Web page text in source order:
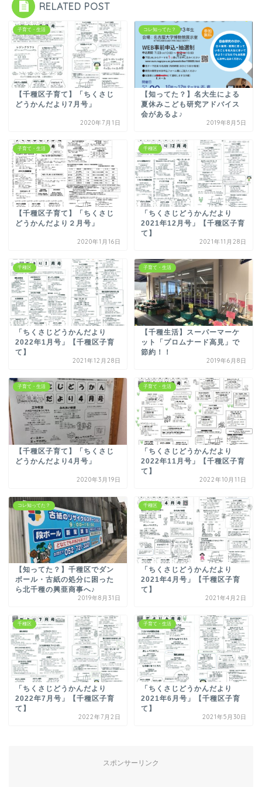
RELATED POST
子育て・生活
【千種区子育て】「ちくさじ
どうかんだより7月号」
2020年7月1日
コレ知ってた？
【知ってた？】名大生による
夏休みこども研究アドバイス
会があるよ♪
2019年8月5日
子育て・生活
【千種区子育て】「ちくさじ
どうかんだより２月号」
2020年1月16日
千種区
「ちくさじどうかんだより
2021年12月号」【千種区子育
て】
2021年11月28日
千種区
「ちくさじどうかんだより
2022年1月号」【千種区子育
て】
2021年12月28日
子育て・生活
【千種生活】スーパーマーケ
ット「プロムナード高見」で
節約！！
2019年6月8日
子育て・生活
【千種区子育て】「ちくさじ
どうかんだより4月号」
2020年3月19日
子育て・生活
「ちくさじどうかんだより
2022年11月号」【千種区子育
て】
2022年10月11日
コレ知ってた？
【知ってた？】千種区でダン
ボール・古紙の処分に困った
ら北千種の興亜商事へ♪
2019年8月31日
千種区
「ちくさじどうかんだより
2021年4月号」【千種区子育
て】
2021年4月2日
千種区
「ちくさじどうかんだより
2022年7月号」【千種区子育
て】
2022年7月2日
子育て・生活
「ちくさじどうかんだより
2021年6月号」【千種区子育
て】
2021年5月30日
スポンサーリンク